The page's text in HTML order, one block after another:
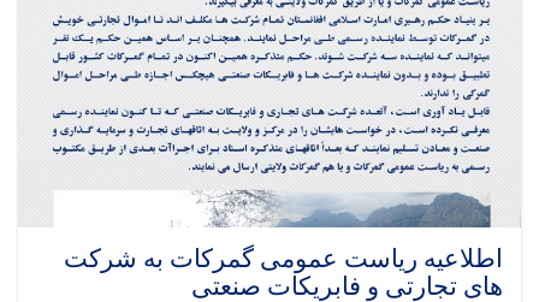
اطلاعیه ریاست عمومی گمرکات به شرکت
های تجارتی و فابریکات صنعتی